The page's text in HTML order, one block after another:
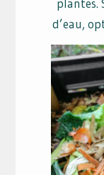
d’eau,